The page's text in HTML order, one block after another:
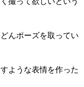
んポーズを取ってい
ような表情を作った